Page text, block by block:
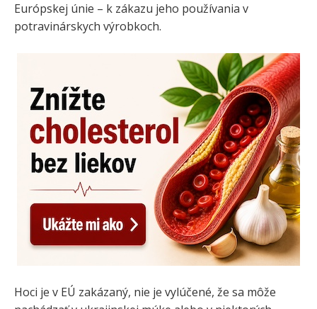
Európskej únie – k zákazu jeho používania v
potravinárskych výrobkoch.
Hoci je v EÚ zakázaný, nie je vylúčené, že sa môže